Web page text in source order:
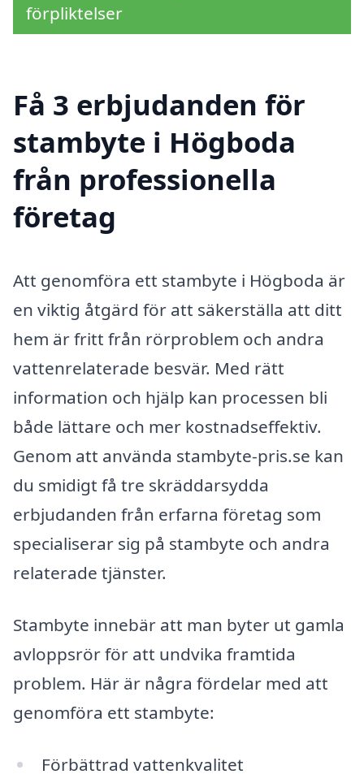
förpliktelser
Få 3 erbjudanden för
stambyte i Högboda
från professionella
företag
Att genomföra ett stambyte i Högboda är
en viktig åtgärd för att säkerställa att ditt
hem är fritt från rörproblem och andra
vattenrelaterade besvär. Med rätt
information och hjälp kan processen bli
både lättare och mer kostnadseffektiv.
Genom att använda stambyte-pris.se kan
du smidigt få tre skräddarsydda
erbjudanden från erfarna företag som
specialiserar sig på stambyte och andra
relaterade tjänster.
Stambyte innebär att man byter ut gamla
avloppsrör för att undvika framtida
problem. Här är några fördelar med att
genomföra ett stambyte:
Förbättrad vattenkvalitet